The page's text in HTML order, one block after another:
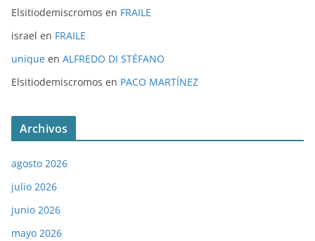
Elsitiodemiscromos en FRAILE
israel en FRAILE
unique en ALFREDO DI STÉFANO
Elsitiodemiscromos en PACO MARTÍNEZ
Archivos
agosto 2026
julio 2026
junio 2026
mayo 2026